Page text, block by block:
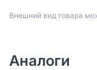
Bнешний вид товара
Аналоги